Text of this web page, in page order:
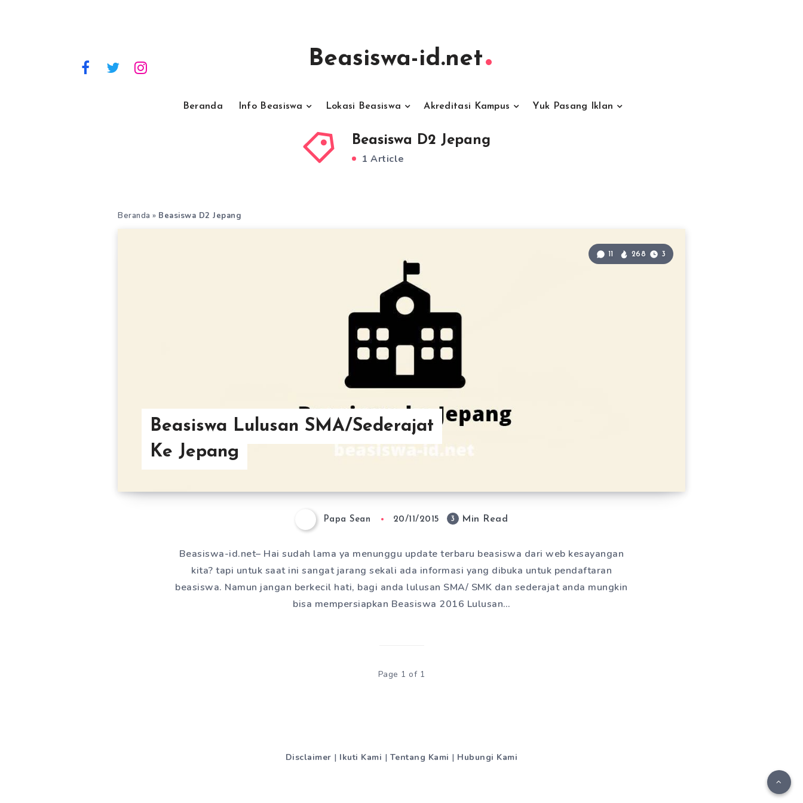
Beasiswa-id.net
Beranda Info Beasiswa Lokasi Beasiswa Akreditasi Kampus Yuk Pasang Iklan
Beasiswa D2 Jepang
1 Article
Beranda » Beasiswa D2 Jepang
Beasiswa Lulusan SMA/Sederajat
Ke Jepang
11 268 3
Papa Sean 20/11/2015 3 Min Read
Beasiswa-id.net– Hai sudah lama ya menunggu update terbaru beasiswa dari web kesayangan
kita? tapi untuk saat ini sangat jarang sekali ada informasi yang dibuka untuk pendaftaran
beasiswa. Namun jangan berkecil hati, bagi anda lulusan SMA/ SMK dan sederajat anda mungkin
bisa mempersiapkan Beasiswa 2016 Lulusan…
Page 1 of 1
Disclaimer | Ikuti Kami | Tentang Kami | Hubungi Kami